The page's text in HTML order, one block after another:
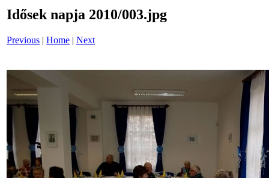
Idősek napja 2010/003.jpg
Previous | Home | Next